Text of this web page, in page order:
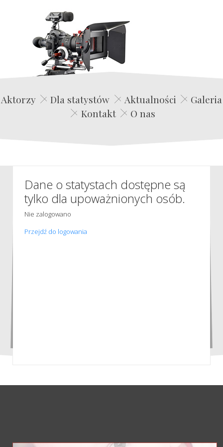
Edwin Film Agencja Aktorska
Aktorzy Dla statystów Aktualności
Galeria
Kontakt
O nas
Dane o statystach dostępne są
tylko dla upoważnionych osób.
Nie zalogowano
Przejdź do logowania